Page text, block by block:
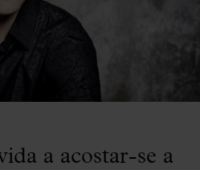
a acostar-se a